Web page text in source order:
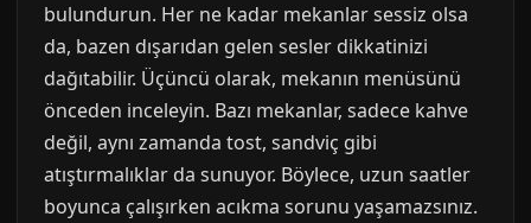
bulundurun. Her ne kadar mekanlar sessiz olsa
da, bazen dışarıdan gelen sesler dikkatinizi
dağıtabilir. Üçüncü olarak, mekanın menüsünü
önceden inceleyin. Bazı mekanlar, sadece kahve
değil, aynı zamanda tost, sandviç gibi
atıştırmalıklar da sunuyor. Böylece, uzun saatler
boyunca çalışırken acıkma sorunu yaşamazsınız.